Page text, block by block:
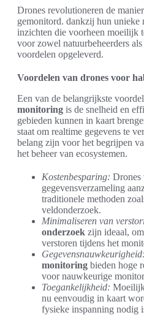
Drones revolutioneren de
gemonitord. dankzij hun unieke
inzichten die voorheen moeilijk
voor zowel natuurbeheerders
voordelen opgeleverd.
Voordelen van drones voor
Een van de belangrijkste
monitoring is de snelheid en
gebieden kunnen in kaart
staat om realtime gegevens te
belang zijn voor het begrijpen
het beheer van ecosystemen.
Kostenbesparing: Drones
gegevensverzameling
traditionele methoden
veldonderzoek.
Minimaliseren van
onderzoek zijn ideaal,
verstoren tijdens het
Gegevensnauwkeurigheid:
monitoring bieden hoge
voor nauwkeurige
Toegankelijkheid:
nu eenvoudig in kaart
fysieke inspanning nodig